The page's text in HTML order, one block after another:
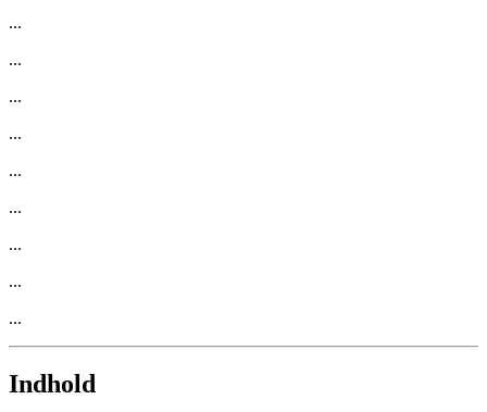
...
...
...
...
...
...
...
...
...
Indhold